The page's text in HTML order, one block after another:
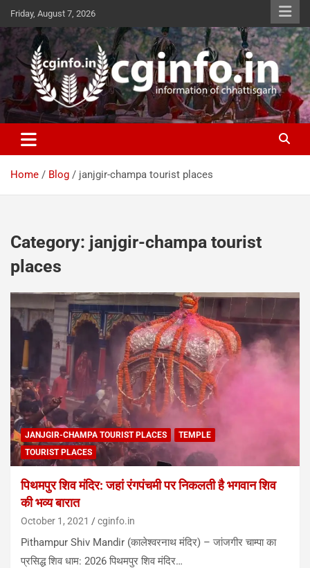
content
Friday, August 7, 2026
cginfo.in
information of Chhattisgarh
Home Blog janjgir-champa tourist places
Category: janjgir-champa tourist
places
JANJGIR-CHAMPA TOURIST PLACES
TEMPLE
TOURIST PLACES
पिथमपुर शिव मंदिर: जहां रंगपंचमी पर निकलती है भगवान शिव
की भव्य बारात
October 1, 2021 cginfo.in
Pithampur Shiv Mandir (कालेश्वरनाथ मंदिर) – जांजगीर चाम्पा का
प्रसिद्ध शिव धाम: 2026 पिथमपुर शिव मंदिर…